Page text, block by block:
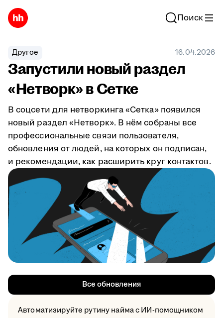
Поиск
Другое 16.04.2026
Запустили новый раздел
«Нетворк» в Сетке
В соцсети для нетворкинга «Сетка» появился
новый раздел «Нетворк». В нём собраны все
профессиональные связи пользователя,
обновления от людей, на которых он подписан,
и рекомендации, как расширить круг контактов.
Все обновления
Автоматизируйте рутину найма с ИИ-помощником